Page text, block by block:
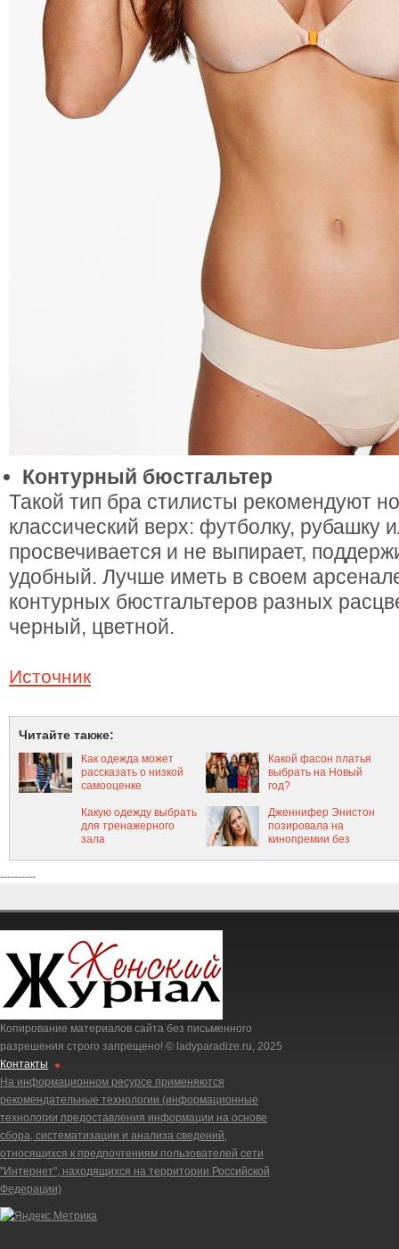
Контурный бюстгальтер
Такой тип бра стилисты рекомендуют
классический верх: футболку, рубашку
просвечивается и не выпирает,
удобный. Лучше иметь в своем
контурных бюстгальтеров разных
черный, цветной.
Источник
Читайте также:
Как одежда может
рассказать о низкой
самооценке
Какой фасон платья
выбрать на Новый
год?
Какую одежду выбрать
для тренажерного
зала
Дженнифер Энистон
позировала на
кинопремии без
----------
Копирование материалов сайта без письменного
разрешения строго запрещено! © ladyparadize.ru, 2025
Контакты
На информационном ресурсе применяются
рекомендательные технологии (информационные
технологии предоставления информации на основе
сбора, систематизации и анализа сведений,
относящихся к предпочтениям пользователей сети
"Интернет", находящихся на территории Российской
Федерации)